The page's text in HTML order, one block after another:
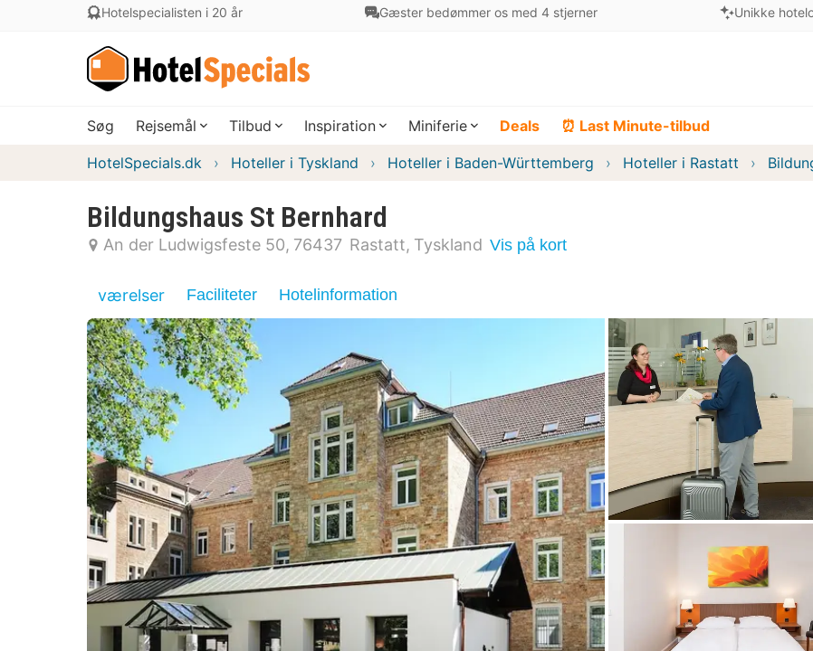
Hotelspecialisten i 20 år Gæster bedømmer os med 4 stjerner Unikke
Søg Rejsemål Tilbud Inspiration Miniferie Deals ⏰ Last Minute-tilbud
HotelSpecials.dk Hoteller i Tyskland Hoteller i Baden-Württemberg Hoteller i Rastatt
Bildungshaus St Bernhard
An der Ludwigsfeste 50 76437 Rastatt Tyskland Vis på kort
værelser Faciliteter Hotelinformation